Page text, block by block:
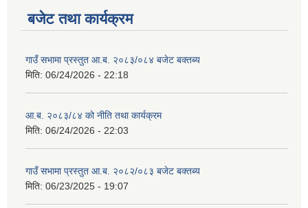
बजेट तथा कार्यक्रम
गाउँ सभामा प्रस्तुत आ.ब. २०८३/०८४ बजेट बक्तब्य
मिति: 06/24/2026 - 22:18
आ.ब. २०८३/८४ को नीति तथा कार्यक्रम
मिति: 06/24/2026 - 22:03
गाउँ सभामा प्रस्तुत आ.ब. २०८२/०८३ बजेट बक्तब्य
मिति: 06/23/2025 - 19:07